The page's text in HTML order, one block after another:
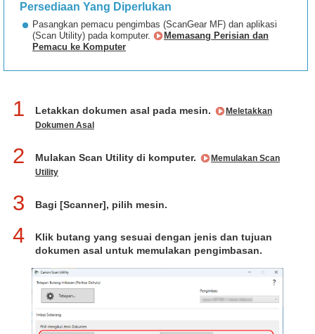
Persediaan Yang Diperlukan
Pasangkan pemacu pengimbas (ScanGear MF) dan aplikasi
(Scan Utility) pada komputer.
Memasang Perisian dan
Pemacu ke Komputer
1 Letakkan dokumen asal pada mesin.
Meletakkan
Dokumen Asal
2 Mulakan Scan Utility di komputer.
Memulakan Scan
Utility
3 Bagi [Scanner], pilih mesin.
4
Klik butang yang sesuai dengan jenis dan tujuan
dokumen asal untuk memulakan pengimbasan.